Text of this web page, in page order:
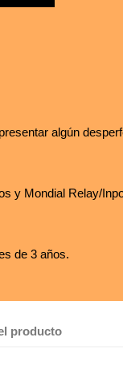
algún
y Mondial Relay/
de 3 años.
producto